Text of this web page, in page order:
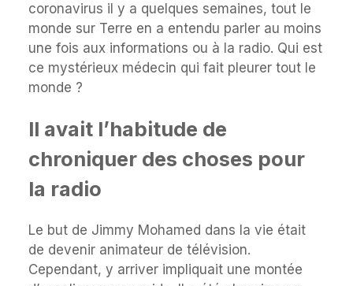
coronavirus il y a quelques semaines, tout le
monde sur Terre en a entendu parler au moins
une fois aux informations ou à la radio. Qui est
ce mystérieux médecin qui fait pleurer tout le
monde ?
Il avait l’habitude de
chroniquer des choses pour
la radio
Le but de Jimmy Mohamed dans la vie était
de devenir animateur de télévision.
Cependant, y arriver impliquait une montée